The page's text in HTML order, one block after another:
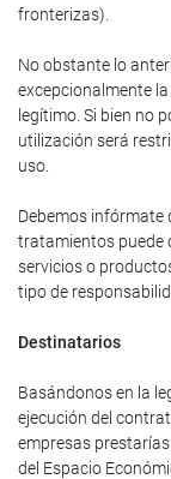
fronterizas).
No obstante lo
excepcionalmente
legítimo. Si bien no
utilización será
uso.
Debemos infórmate
tratamientos puede
servicios o
tipo de
Destinatarios
Basándonos en la
ejecución del
empresas
del Espacio